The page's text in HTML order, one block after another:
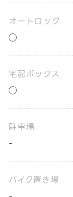
オートロック
◯
宅配ボックス
◯
駐車場
-
バイク置き場